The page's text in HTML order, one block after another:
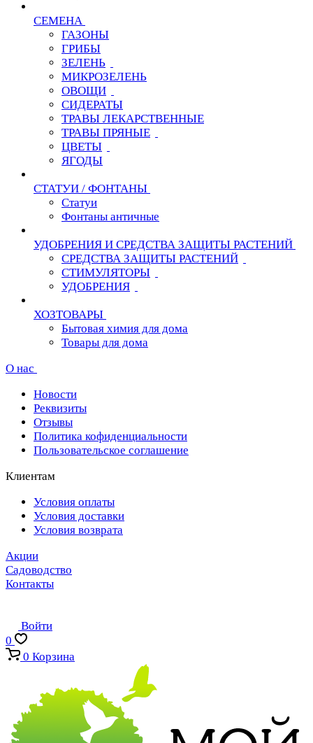
СЕМЕНА
ГАЗОНЫ
ГРИБЫ
ЗЕЛЕНЬ
МИКРОЗЕЛЕНЬ
ОВОЩИ
СИДЕРАТЫ
ТРАВЫ ЛЕКАРСТВЕННЫЕ
ТРАВЫ ПРЯНЫЕ
ЦВЕТЫ
ЯГОДЫ
СТАТУИ / ФОНТАНЫ
Статуи
Фонтаны античные
УДОБРЕНИЯ И СРЕДСТВА ЗАЩИТЫ РАСТЕНИЙ
СРЕДСТВА ЗАЩИТЫ РАСТЕНИЙ
СТИМУЛЯТОРЫ
УДОБРЕНИЯ
ХОЗТОВАРЫ
Бытовая химия для дома
Товары для дома
О нас
Новости
Реквизиты
Отзывы
Политика кофиденциальности
Пользовательское соглашение
Клиентам
Условия оплаты
Условия доставки
Условия возврата
Акции
Садоводство
Контакты
Войти
0
0 Корзина